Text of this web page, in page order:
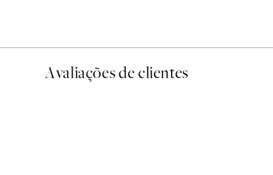
Avaliações de clientes